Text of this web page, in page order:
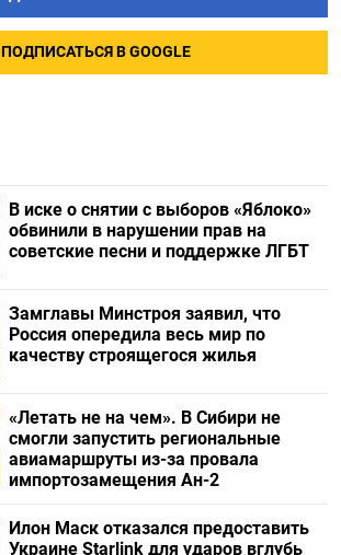
ПОДПИСАТЬСЯ В GOOGLE
В иске о снятии с выборов «Яблоко»
обвинили в нарушении прав на
советские песни и поддержке ЛГБТ
Замглавы Минстроя заявил, что
Россия опередила весь мир по
качеству строящегося жилья
«Летать не на чем». В Сибири не
смогли запустить региональные
авиамаршруты из-за провала
импортозамещения Ан-2
Илон Маск отказался предоставить
Украине Starlink для ударов вглубь